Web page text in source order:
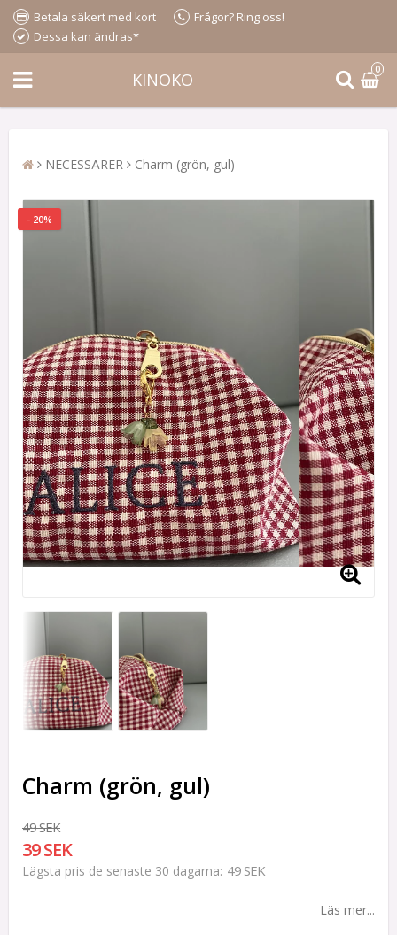
Betala säkert med kort
Frågor? Ring oss!
Dessa kan ändras*
KINOKO
0
NECESSÄRER Charm (grön, gul)
- 20%
Charm (grön, gul)
49 SEK
39 SEK
Lägsta pris de senaste 30 dagarna 49 SEK
Läs mer...